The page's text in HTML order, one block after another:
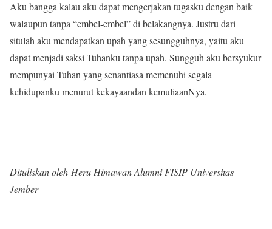
Aku bangga kalau aku dapat mengerjakan tugasku dengan baik
walaupun tanpa “embel-embel” di belakangnya. Justru dari
situlah aku mendapatkan upah yang sesungguhnya, yaitu aku
dapat menjadi saksi Tuhanku tanpa upah. Sungguh aku bersyukur
mempunyai Tuhan yang senantiasa memenuhi segala
kehidupanku menurut kekayaandan kemuliaanNya.
Dituliskan oleh Heru Himawan Alumni FISIP Universitas
Jember